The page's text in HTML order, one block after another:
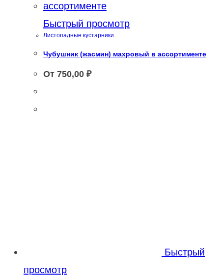
Быстрый просмотр
Листопадные кустарники
Чубушник (жасмин) махровый в ассортименте
От 750,00 ₽
Быстрый
просмотр